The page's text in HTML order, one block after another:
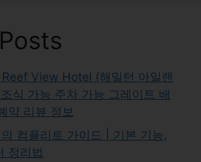
View Hotel (해밀턴 아일랜
식 가능 주차 가능 그레이트 배
약 리뷰 정보
컴플리트 가이드 | 기본 기능,
정리법